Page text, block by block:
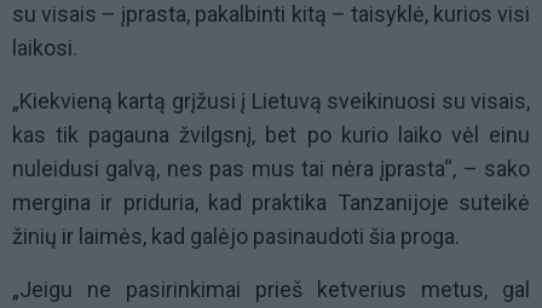
su visais – įprasta, pakalbinti kitą – taisyklė, kurios visi
laikosi.
„Kiekvieną kartą grįžusi į Lietuvą sveikinuosi su visais,
kas tik pagauna žvilgsnį, bet po kurio laiko vėl einu
nuleidusi galvą, nes pas mus tai nėra įprasta“, – sako
mergina ir priduria, kad praktika Tanzanijoje suteikė
žinių ir laimės, kad galėjo pasinaudoti šia proga.
„Jeigu ne pasirinkimai prieš ketverius metus, gal